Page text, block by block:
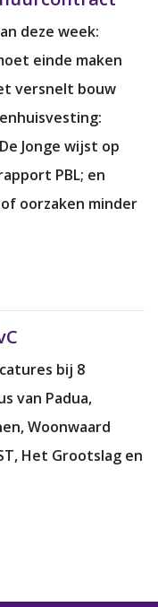
deze week:
einde maken
versnelt bouw
Jonge wijst op
PBL; en
oorzaken minder
bij 8
van Padua,
Woonwaard
Het Grootslag en